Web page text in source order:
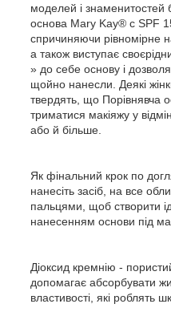
моделей і
основа Mary Kay® c SPF
спричиняючи рівномірне
а також виступає
» до себе основу і
щойно нанесли. Деякі
твердять, що Порівнявча
триматися макіяжу у
або й більше.
Як фінальний крок по
нанесіть засіб, на все
пальцями, щоб створити
нанесенням основи під
Діоксид кремнію -
допомагає абсорбувати
властивості, які роблять